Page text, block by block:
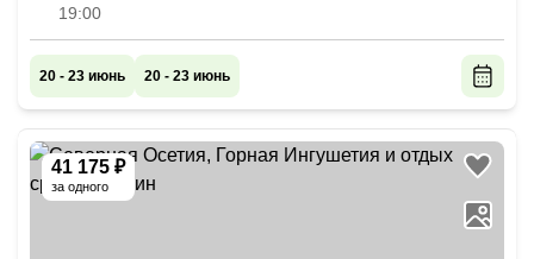
19:00
20 - 23 июнь 20 - 23 июнь
41 175 ₽
за одного